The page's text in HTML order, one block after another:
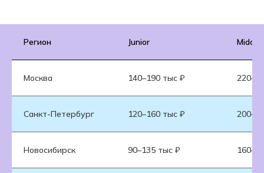
Регион Junior Middle
Москва 140–190 тыс ₽
Санкт-Петербург 120–160 тыс ₽
Новосибирск 90–135 тыс ₽